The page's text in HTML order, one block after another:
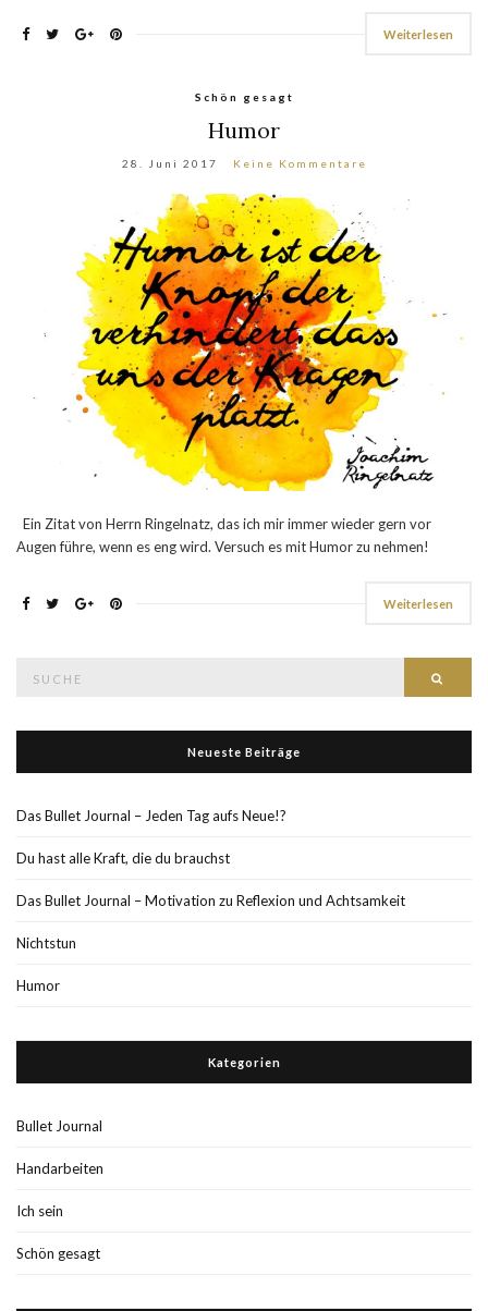
Weiterlesen
Schön gesagt
Humor
28. Juni 2017 Keine Kommentare
Ein Zitat von Herrn Ringelnatz, das ich mir immer wieder gern vor
Augen führe, wenn es eng wird. Versuch es mit Humor zu nehmen!
Weiterlesen
Neueste Beiträge
Das Bullet Journal – Jeden Tag aufs Neue!?
Du hast alle Kraft, die du brauchst
Das Bullet Journal – Motivation zu Reflexion und Achtsamkeit
Nichtstun
Humor
Kategorien
Bullet Journal
Handarbeiten
Ich sein
Schön gesagt